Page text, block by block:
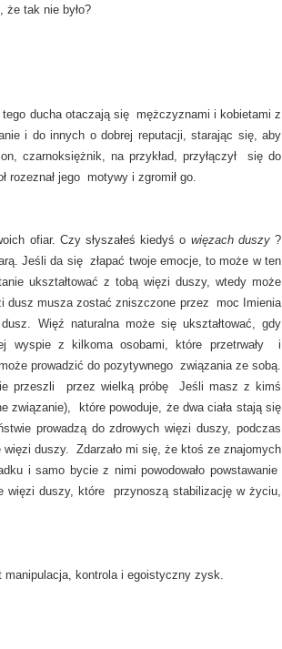
tak nie było?
tego ducha otaczają się mężczyznami i kobietami z
i do innych o dobrej reputacji, starając się, aby
czarnoksiężnik, na przykład, przyłączył się do
rozeznał jego motywy i zgromił go.
ofiar. Czy słyszałeś kiedyś o więzach duszy?
Jeśli da się złapać twoje emocje, to może w ten
ukształtować z tobą więzi duszy, wtedy może
dusz musza zostać zniszczone przez moc Imienia
Więź naturalna może się ukształtować, gdy
wyspie z kilkoma osobami, które przetrwały i
prowadzić do pozytywnego związania ze sobą.
przeszli przez wielką próbę Jeśli masz z kimś
związanie), które powoduje, że dwa ciała stają się
prowadzą do zdrowych więzi duszy, podczas
duszy. Zdarzało mi się, że ktoś ze znajomych
i samo bycie z nimi powodowało powstawanie
więzi duszy, które przynoszą stabilizację w życiu,
kontrola i egoistyczny zysk.